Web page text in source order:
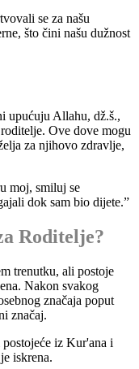
se za našu
što čini našu dužnost
upućuju Allahu, dž.š.,
Ove dove mogu
za njihovo zdravlje,
moj, smiluj se
dok sam bio dijete.”
Roditelje?
trenutku, ali postoje
Nakon svakog
značaja poput
značaj.
iz Kur'ana i
iskrena.